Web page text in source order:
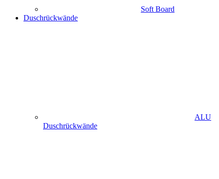
Soft Board
Duschrückwände
ALU
Duschrückwände